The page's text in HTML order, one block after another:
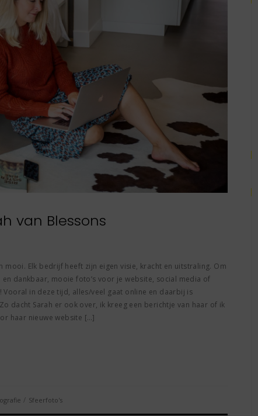
van Blessons
mooi. Elk bedrijf heeft zijn eigen visie, kracht en uitstraling. Om
dankbaar, mooie foto’s voor je website, social media of
in deze tijd, alles/veel gaat online en daarbij is
dacht Sarah er ook over, ik kreeg een berichtje van haar of ik
haar nieuwe website […]
/ Sfeerfoto's